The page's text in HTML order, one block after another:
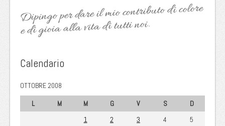
Dipingo per dare il mio contributo di colore
e di gioia alla vita di tutti noi.
Calendario
OTTOBRE 2008
L
M M G V S
D
1
2 3 4
5